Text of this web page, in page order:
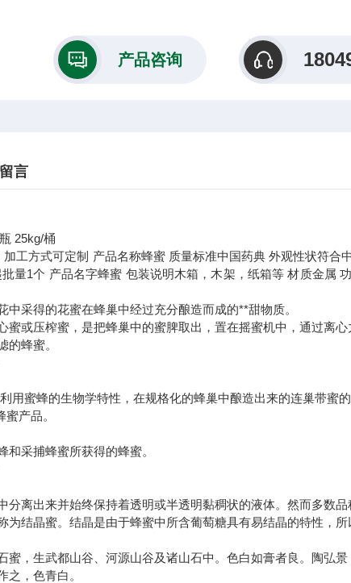
产品咨询
言
25kg/桶
加工方式可定制 产品名称蜂蜜 质量标准中国药典 外观性状符合
批量1个 产品名字蜂蜜 包装说明木箱，木架，纸箱等 材质金属
中采得的花蜜在蜂巢中经过充分酿造而成的**甜物质。
蜜或压榨蜜，是把蜂巢中的蜜脾取出，置在摇蜜机中，通过离
的蜂蜜。
用蜜蜂的生物学特性，在规格化的蜂巢中酿造出来的连巢带蜜
产品。
和采捕蜂蜜所获得的蜂蜜。
分离出来并始终保持着透明或半透明黏稠状的液体。然而多数
为结晶蜜。结晶是由于蜂蜜中所含葡萄糖具有易结晶的特性，
蜜，生武都山谷、河源山谷及诸山石中。色白如膏者良。陶弘
之，色青白。